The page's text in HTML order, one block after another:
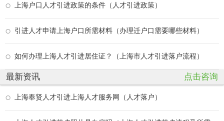
上海户口人才引进政策的条件（人才引进政策）
引进人才申请上海户口所需材料（办理迁户口需要哪些材料）
如何办理上海人才引进居住证？（上海市人才引进落户流程）
最新资讯 点击咨询
上海奉贤人才引进上海人才服务网（人才落户）